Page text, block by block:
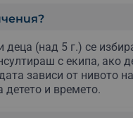
деца (над 5 г.) се
с екипа, ако
зависи от нивото
детето и времето.